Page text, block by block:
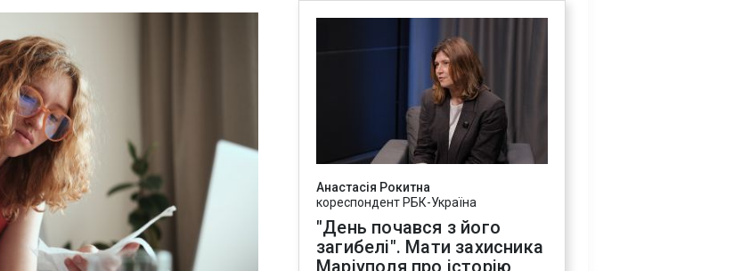
Анастасія Рокитна
кореспондент РБК-Україна
"День почався з його
загибелі". Мати захисника
Маріуполя про історію